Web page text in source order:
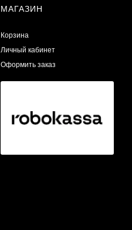
МАГАЗИН
Корзина
Личный кабинет
Оформить заказ